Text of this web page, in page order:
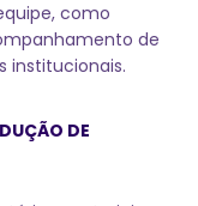
como
de
institucionais.
DE